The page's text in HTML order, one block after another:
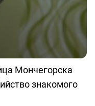
Мончегорска
знакомого